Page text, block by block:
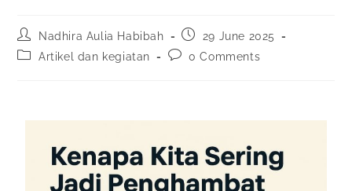
Nadhira Aulia Habibah
29 June 2025
Artikel dan kegiatan
0 Comments